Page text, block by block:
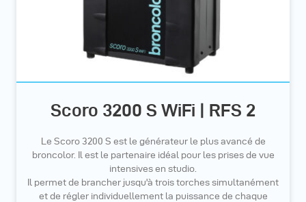
Scoro 3200 S WiFi | RFS 2
Le Scoro 3200 S est le générateur le plus avancé de
broncolor. Il est le partenaire idéal pour les prises de vue
intensives en studio.
Il permet de brancher jusqu'à trois torches simultanément
et de régler individuellement la puissance de chaque